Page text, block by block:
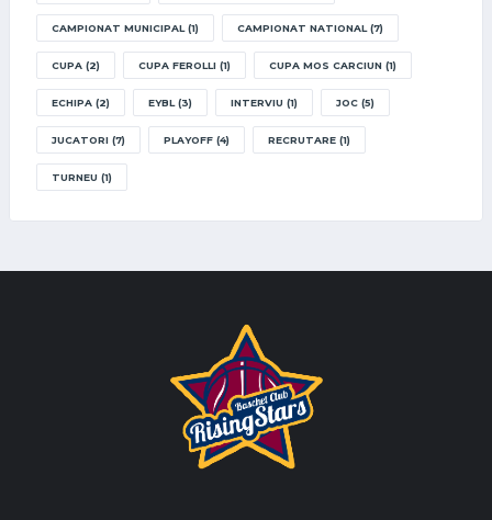
CAMPIONAT MUNICIPAL (1) CAMPIONAT NATIONAL (7)
CUPA (2) CUPA FEROLLI (1) CUPA MOS CARCIUN (1)
ECHIPA (2) EYBL (3) INTERVIU (1) JOC (5)
JUCATORI (7) PLAYOFF (4) RECRUTARE (1)
TURNEU (1)